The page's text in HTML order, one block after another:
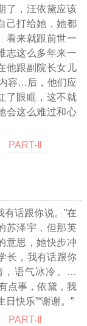
了，汪依黛应该
己打给她，她都
看来就跟前世一
志这么多年来一
他跟副院长女儿
容… 后，他们应
了眼眶，这不就
会这么难过和心
PART-Ⅱ
有话跟你说。”在
苏泽宇，但那英
意思，她快步冲
长，我有话跟你
语气冰冷。
…
点事，依黛，我
快乐”“谢谢。”
PART-Ⅱ